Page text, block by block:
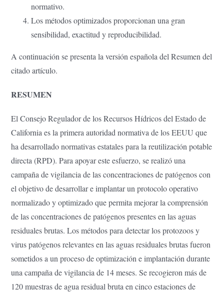
normativo.
Los métodos optimizados proporcionan una gran
sensibilidad, exactitud y reproducibilidad.
A continuación se presenta la versión española del Resumen del
citado artículo.
RESUMEN
El Consejo Regulador de los Recursos Hídricos del Estado de
California es la primera autoridad normativa de los EEUU que
ha desarrollado normativas estatales para la reutilización potable
directa (RPD). Para apoyar este esfuerzo, se realizó una
campaña de vigilancia de las concentraciones de patógenos con
el objetivo de desarrollar e implantar un protocolo operativo
normalizado y optimizado que permita mejorar la comprensión
de las concentraciones de patógenos presentes en las aguas
residuales brutas. Los métodos para detectar los protozoos y
virus patógenos relevantes en las aguas residuales brutas fueron
sometidos a un proceso de optimización e implantación durante
una campaña de vigilancia de 14 meses. Se recogieron más de
120 muestras de agua residual bruta en cinco estaciones de